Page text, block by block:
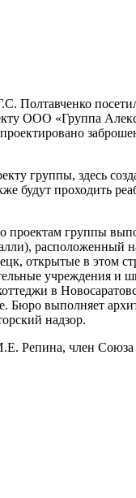
Полтавченко
ООО «Группа
группы, здесь
будут проходить
проектам группы
расположенный
открытые в этом
учреждения и
в
выполняет
надзор.
член Союза